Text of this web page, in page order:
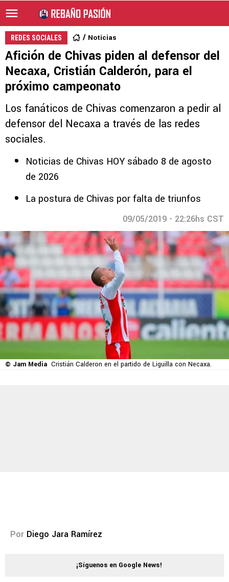
REDES SOCIALES Noticias
Afición de Chivas piden al defensor del
Necaxa, Cristián Calderón, para el
próximo campeonato
Los fanáticos de Chivas comenzaron a pedir al
defensor del Necaxa a través de las redes
sociales.
Noticias de Chivas HOY sábado 8 de agosto
de 2026
La postura de Chivas por falta de triunfos
09/05/2019 - 22:26hs CST
© Jam Media Cristián Calderon en el partido de Liguilla con Necaxa.
Por Diego Jara Ramírez
¡Síguenos en Google News!